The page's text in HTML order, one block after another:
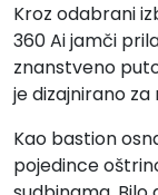
Kroz odabrani
360 Ai jamči
znanstveno
je dizajnirano
Kao bastion
pojedince